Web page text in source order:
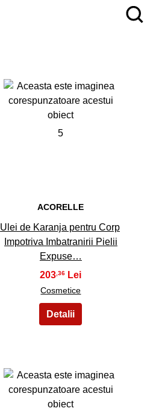
5
ACORELLE
Ulei de Karanja pentru Corp
Impotriva Imbatranirii Pielii
Expuse…
203,36
Cosmetice